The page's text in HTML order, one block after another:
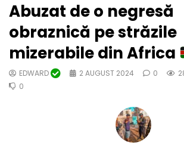
Abuzat de o negresă
obraznică pe străzile
mizerabile din Africa
EDWARD 2 AUGUST 2024 0
0